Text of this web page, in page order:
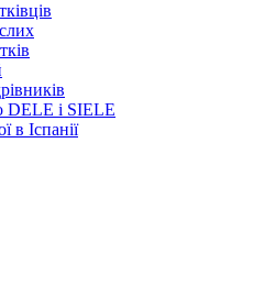
DELE і SIELE
в Іспанії